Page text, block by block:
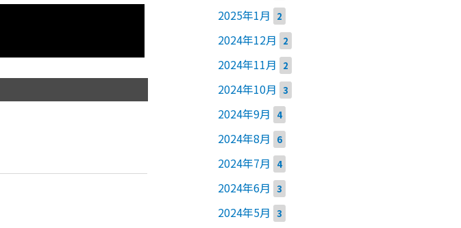
2025年1月 2
2024年12月 2
2024年11月 2
2024年10月 3
2024年9月 4
2024年8月 6
2024年7月 4
2024年6月 3
2024年5月 3